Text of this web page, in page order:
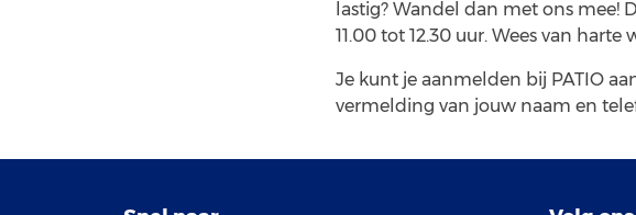
lastig? Wandel dan met ons mee!
11.00 tot 12.30 uur. Wees van harte
Je kunt je aanmelden bij PATIO
vermelding van jouw naam en